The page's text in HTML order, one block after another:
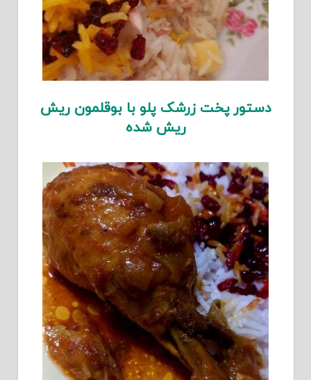
دستور پخت زرشک پلو با بوقلمون ریش
ریش شده